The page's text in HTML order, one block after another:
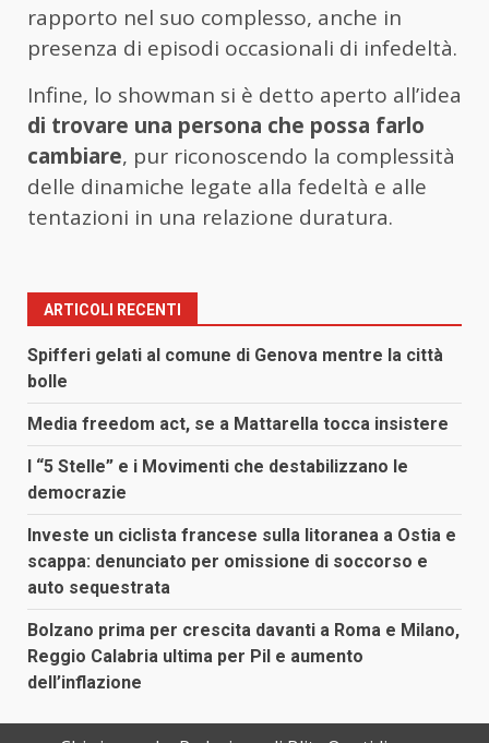
rapporto nel suo complesso, anche in
presenza di episodi occasionali di infedeltà.
Infine, lo showman si è detto aperto all’idea
di trovare una persona che possa farlo
cambiare, pur riconoscendo la complessità
delle dinamiche legate alla fedeltà e alle
tentazioni in una relazione duratura.
ARTICOLI RECENTI
Spifferi gelati al comune di Genova mentre la città
bolle
Media freedom act, se a Mattarella tocca insistere
I “5 Stelle” e i Movimenti che destabilizzano le
democrazie
Investe un ciclista francese sulla litoranea a Ostia e
scappa: denunciato per omissione di soccorso e
auto sequestrata
Bolzano prima per crescita davanti a Roma e Milano,
Reggio Calabria ultima per Pil e aumento
dell’inflazione